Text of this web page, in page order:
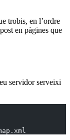
trobis, en l’ordre
en pàgines que
servidor serveixi